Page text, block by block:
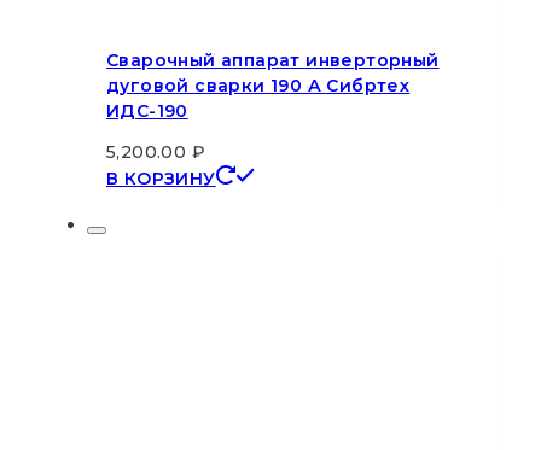
Сварочный аппарат инверторный
дуговой сварки 190 А Сибртех
ИДС-190
5,200.00 ₽
В КОРЗИНУ